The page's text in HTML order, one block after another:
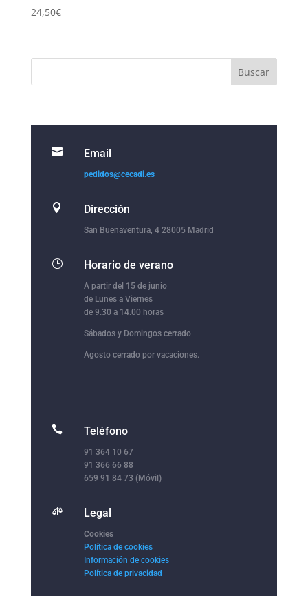
24,50€
 Email
pedidos@cecadi.es
 Dirección
San Buenaventura, 4 28005 Madrid
} Horario de verano
A partir del 15 de junio
de Lunes a Viernes
de 9.30 a 14.00 horas
Sábados y Domingos cerrado
Agosto cerrado por vacaciones.
 Teléfono
91 364 10 67
91 366 66 88
659 91 84 73 (Móvil)
 Legal
Cookies
Política de cookies
Información de cookies
Política de privacidad